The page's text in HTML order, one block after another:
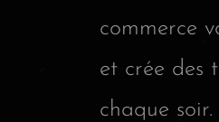
commerce
et crée des
chaque soir.